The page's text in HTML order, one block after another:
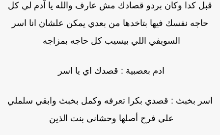
كدا وكان بردو قصادك مش عارف والله يا آدم لي كل
حاجه نفسك فيها بتاخدها من بعدي يمكن علشان انا اسر
السويفي اللي بيسيب كل حاجه بمزاجه
ادم بعصبية : قصدك اي يا اسر
بخبث : قصدي بكرا تعرفه وكمل بخبث وابقي سلملي
علي فرح أصلها وحشاني بنت الذين